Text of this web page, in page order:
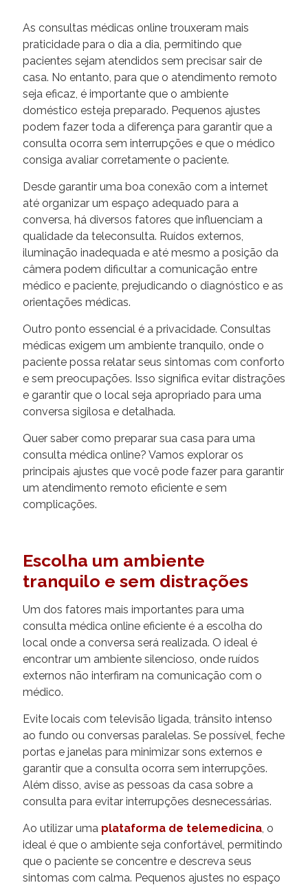
As consultas médicas online trouxeram mais
praticidade para o dia a dia, permitindo que
pacientes sejam atendidos sem precisar sair de
casa. No entanto, para que o atendimento remoto
seja eficaz, é importante que o ambiente
doméstico esteja preparado. Pequenos ajustes
podem fazer toda a diferença para garantir que a
consulta ocorra sem interrupções e que o médico
consiga avaliar corretamente o paciente.
Desde garantir uma boa conexão com a internet
até organizar um espaço adequado para a
conversa, há diversos fatores que influenciam a
qualidade da teleconsulta. Ruídos externos,
iluminação inadequada e até mesmo a posição da
câmera podem dificultar a comunicação entre
médico e paciente, prejudicando o diagnóstico e as
orientações médicas.
Outro ponto essencial é a privacidade. Consultas
médicas exigem um ambiente tranquilo, onde o
paciente possa relatar seus sintomas com conforto
e sem preocupações. Isso significa evitar distrações
e garantir que o local seja apropriado para uma
conversa sigilosa e detalhada.
Quer saber como preparar sua casa para uma
consulta médica online? Vamos explorar os
principais ajustes que você pode fazer para garantir
um atendimento remoto eficiente e sem
complicações.
Escolha um ambiente
tranquilo e sem distrações
Um dos fatores mais importantes para uma
consulta médica online eficiente é a escolha do
local onde a conversa será realizada. O ideal é
encontrar um ambiente silencioso, onde ruídos
externos não interfiram na comunicação com o
médico.
Evite locais com televisão ligada, trânsito intenso
ao fundo ou conversas paralelas. Se possível, feche
portas e janelas para minimizar sons externos e
garantir que a consulta ocorra sem interrupções.
Além disso, avise as pessoas da casa sobre a
consulta para evitar interrupções desnecessárias.
Ao utilizar uma plataforma de telemedicina , o
ideal é que o ambiente seja confortável, permitindo
que o paciente se concentre e descreva seus
sintomas com calma. Pequenos ajustes no espaço